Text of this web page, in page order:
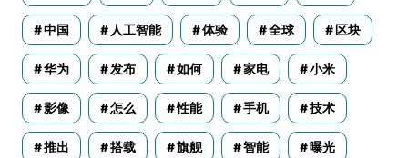
中国 人工智能 体验 全球 区块
华为 发布 如何 家电 小米
影像 怎么 性能 手机 技术
推出 搭载 旗舰 智能 曝光